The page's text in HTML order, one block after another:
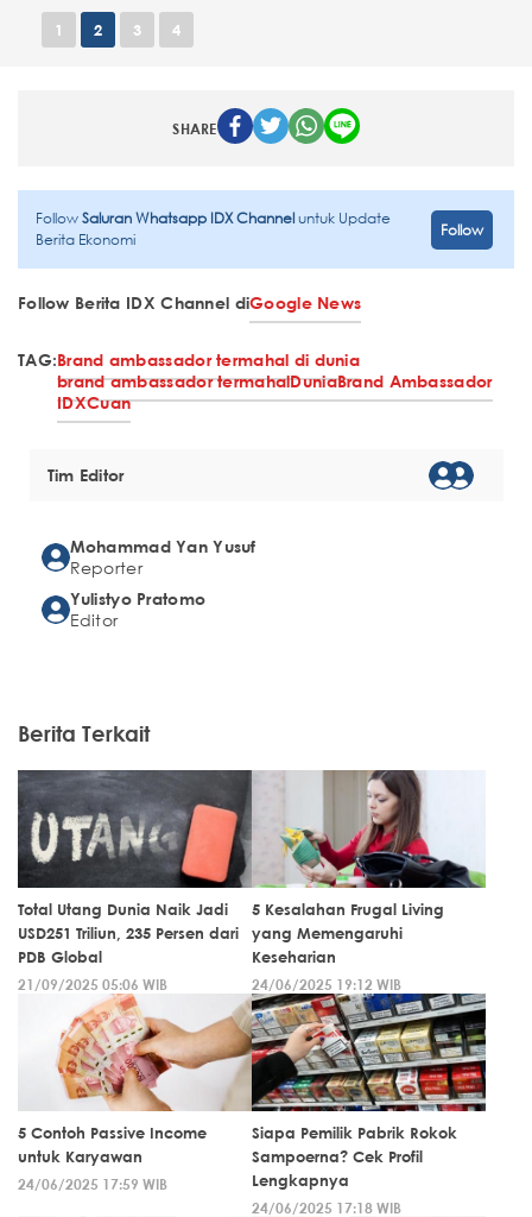
1 2 3 4
SHARE
FollowSaluran Whatsapp IDX Channeluntuk Update
Berita Ekonomi
Follow
Follow Berita IDX Channel diGoogle News
TAG:Brand ambassador termahal di dunia
brand ambassador termahalDuniaBrand Ambassador
IDXCuan
Tim Editor
Mohammad Yan Yusuf
Reporter
Yulistyo Pratomo
Editor
Berita Terkait
Total Utang Dunia Naik Jadi
USD251 Triliun, 235 Persen dari
PDB Global
21/09/2025 05:06 WIB
5 Kesalahan Frugal Living
yang Memengaruhi
Keseharian
24/06/2025 19:12 WIB
5 Contoh Passive Income
untuk Karyawan
24/06/2025 17:59 WIB
Siapa Pemilik Pabrik Rokok
Sampoerna? Cek Profil
Lengkapnya
24/06/2025 17:18 WIB